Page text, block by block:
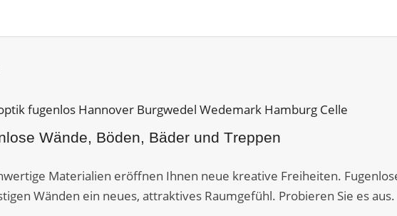
Wände, Böden, Bäder und Treppen
Materialien eröffnen Ihnen neue kreative Freiheiten.
Wänden ein neues, attraktives Raumgefühl. Probieren Sie es aus.